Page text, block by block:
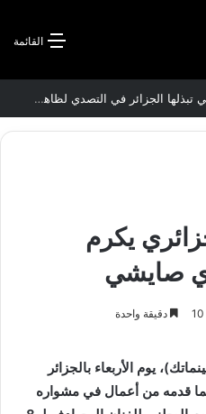
القائمة
سعيود:” إيطاليا تثمن الجهود التي تبذلها الجزائر في التصدي لظاهرة الهجرة غير الشرعية”
يكرم
صايشي
10 دقيقة واحدة
يوم الأربعاء بالجزائر
قدمه من أعمال في مشواره